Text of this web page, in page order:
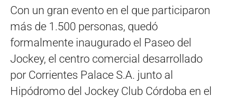
Con un gran evento en el que participaron
más de 1.500 personas, quedó
formalmente inaugurado el Paseo del
Jockey, el centro comercial desarrollado
por Corrientes Palace S.A. junto al
Hipódromo del Jockey Club Córdoba en el